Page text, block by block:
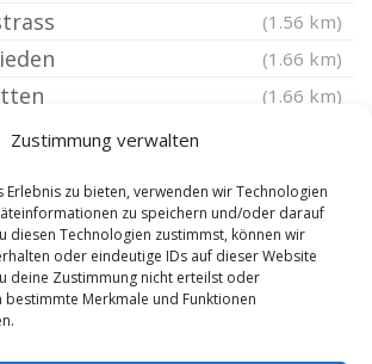
Zustimmung verwalten
zu bieten, verwenden wir Technologien
zu speichern und/oder darauf
diesen Technologien zustimmst, können wir
oder eindeutige IDs auf dieser Website
deine Zustimmung nicht erteilst oder
bestimmte Merkmale und Funktionen
(1.56 km)
(1.66 km)
(1.66 km)
(1.94 km)
(1.94 km)